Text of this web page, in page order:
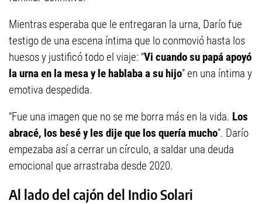
Mientras esperaba que le entregaran la urna, Darío fue
testigo de una escena íntima que lo conmovió hasta los
huesos y justificó todo el viaje: “Vi cuando su papá apoyó
la urna en la mesa y le hablaba a su hijo” en una íntima y
emotiva despedida.
“Fue una imagen que no se me borra más en la vida. Los
abracé, los besé y les dije que los quería mucho”. Darío
empezaba así a cerrar un círculo, a saldar una deuda
emocional que arrastraba desde 2020.
Al lado del cajón del Indio Solari